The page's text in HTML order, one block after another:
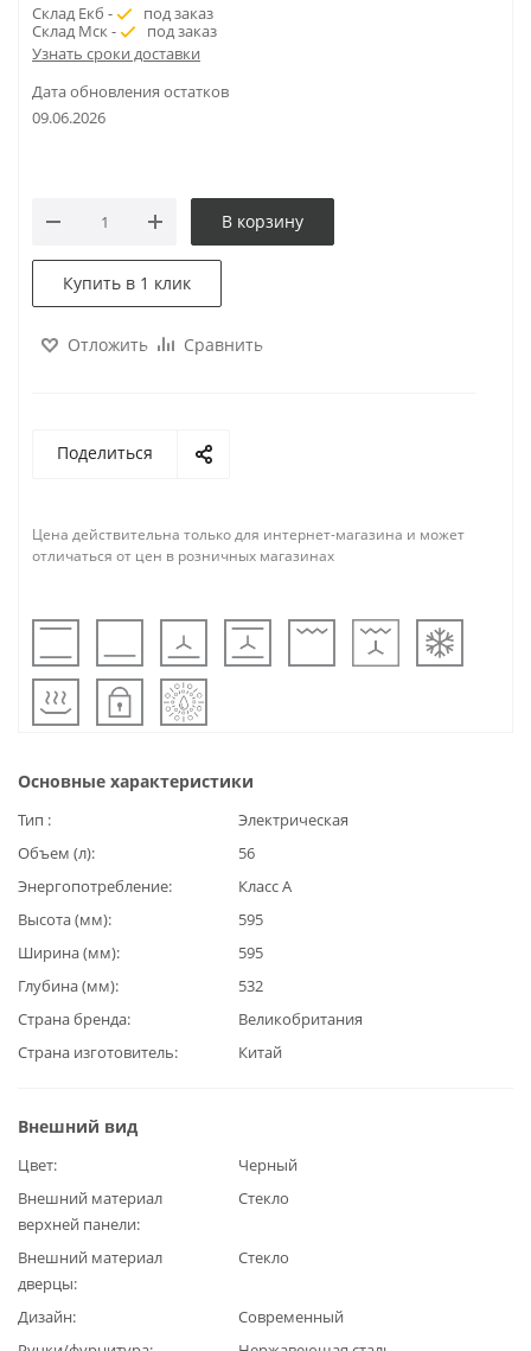
Склад Екб -
под заказ
Склад Мск -
под заказ
Узнать сроки доставки
Дата обновления остатков
09.06.2026
В корзину
Купить в 1 клик
Отложить Сравнить
Поделиться
Цена действительна только для интернет-магазина и может
отличаться от цен в розничных магазинах
Основные характеристики
Тип
Электрическая
Объем (л)
56
Энергопотребление
Класс А
Высота (мм)
595
Ширина (мм)
595
Глубина (мм)
532
Страна бренда
Великобритания
Страна изготовитель
Китай
Внешний вид
Цвет
Черный
Внешний материал
верхней панели
Стекло
Внешний материал
дверцы
Стекло
Дизайн
Современный